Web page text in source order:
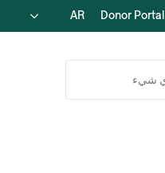
Donor Portal
AR